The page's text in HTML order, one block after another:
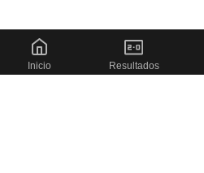
Inicio Resultados